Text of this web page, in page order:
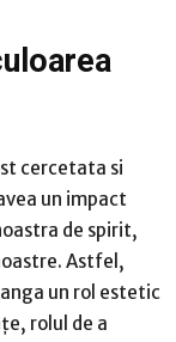
cercetata si
un impact
de spirit,
Astfel,
un rol estetic
rolul de a